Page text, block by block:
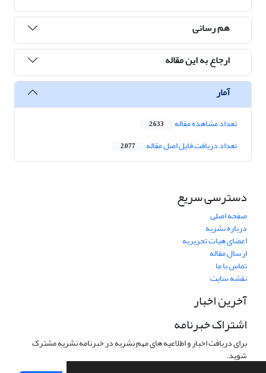
هم رسانی
ارجاع به این مقاله
آمار
تعداد مشاهده مقاله 2,633
تعداد دریافت فایل اصل مقاله 2,077
دسترسی سریع
صفحه اصلی
درباره نشریه
اعضای هیات تحریریه
ارسال مقاله
تماس با ما
نقشه سایت
آخرین اخبار
اشتراک خبرنامه
برای دریافت اخبار و اطلاعیه های مهم نشریه در خبرنامه نشریه مشترک
شوید.